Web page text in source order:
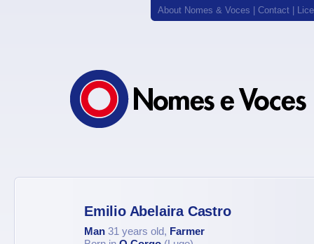
About Nomes & Voces Contact
Emilio Abelaira Castro
Man 31 years old, Farmer